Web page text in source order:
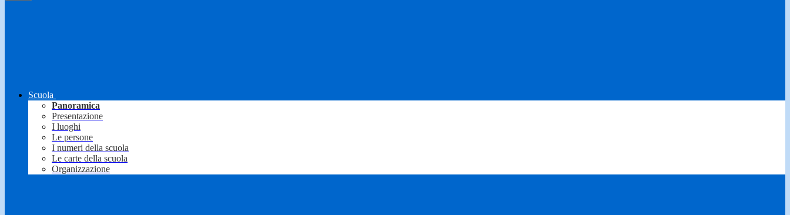
Scuola
Panoramica
Presentazione
I luoghi
Le persone
I numeri della scuola
Le carte della scuola
Organizzazione